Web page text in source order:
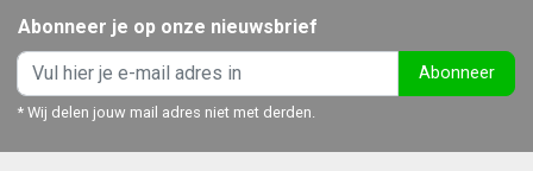
Abonneer je op onze nieuwsbrief
Abonneer
* Wij delen jouw mail adres niet met derden.